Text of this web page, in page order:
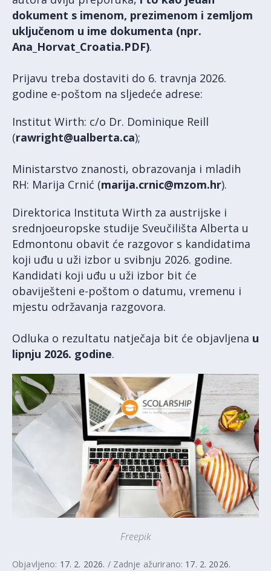
dokument s imenom, prezimenom i zemljom
uključenom u ime dokumenta (npr.
Ana_Horvat_Croatia.PDF).
Prijavu treba dostaviti do 6. travnja 2026.
godine e-poštom na sljedeće adrese:
Institut Wirth: c/o Dr. Dominique Reill
(rawright@ualberta.ca);
Ministarstvo znanosti, obrazovanja i mladih
RH: Marija Crnić (marija.crnic@mzom.hr).
Direktorica Instituta Wirth za austrijske i
srednjoeuropske studije Sveučilišta Alberta u
Edmontonu obavit će razgovor s kandidatima
koji uđu u uži izbor u svibnju 2026. godine.
Kandidati koji uđu u uži izbor bit će
obaviješteni e-poštom o datumu, vremenu i
mjestu održavanja razgovora.
Odluka o rezultatu natječaja bit će objavljena u
lipnju 2026. godine.
Freepik
Objavljeno: 17. 2. 2026. / Zadnje ažurirano: 17. 2. 2026.